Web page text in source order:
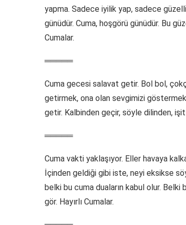
yapma. Sadece iyilik yap, sadece
günüdür. Cuma, hoşgörü günüdür. Bu
Cumalar.
═════
Cuma gecesi salavat getir. Bol bol,
getirmek, ona olan sevgimizi
getir. Kalbinden geçir, söyle dilinden, işit
═════
Cuma vakti yaklaşıyor. Eller havaya
İçinden geldiği gibi iste, neyi eksikse
belki bu cuma duaların kabul olur.
gör. Hayırlı Cumalar.